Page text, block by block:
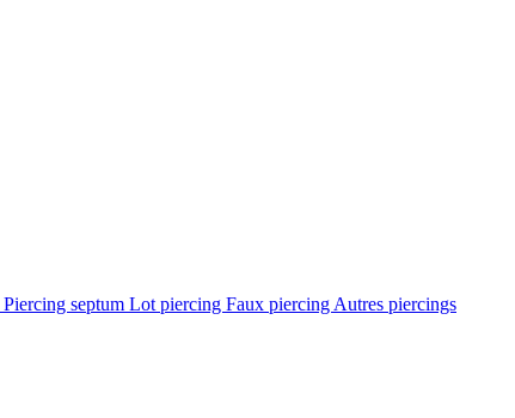
Piercing septum Lot piercing Faux piercing Autres piercings